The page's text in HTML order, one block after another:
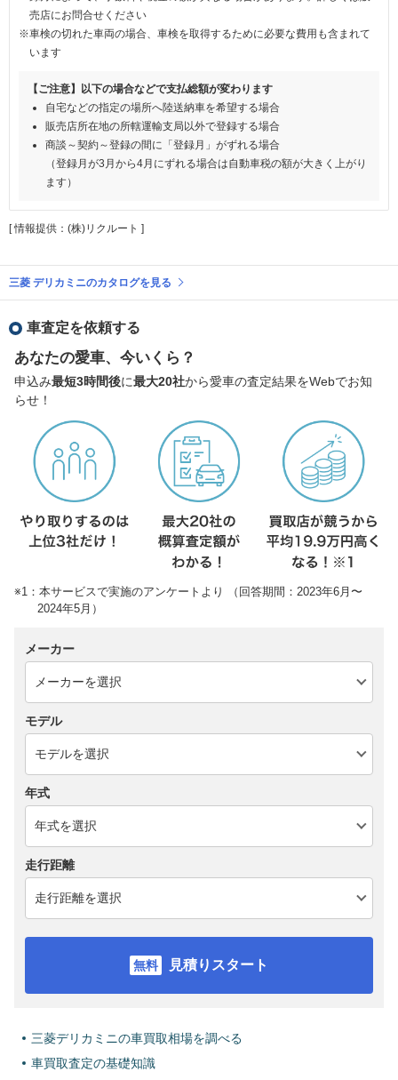
売店にお問合せください
※車検の切れた車両の場合、車検を取得するために必要な費用も含まれて
います
【ご注意】以下の場合などで支払総額が変わります
自宅などの指定の場所へ陸送納車を希望する場合
販売店所在地の所轄運輸支局以外で登録する場合
商談～契約～登録の間に「登録月」がずれる場合
（登録月が3月から4月にずれる場合は自動車税の額が大きく上がり
ます）
[ 情報提供：(株)リクルート ]
三菱 デリカミニのカタログを見る
車査定を依頼する
あなたの愛車、今いくら？
申込み最短3時間後に最大20社から愛車の査定結果をWebでお知
らせ！
※1：本サービスで実施のアンケートより （回答期間：2023年6月〜
2024年5月）
メーカー
モデル
年式
走行距離
見積りスタート
三菱デリカミニの車買取相場を調べる
車買取査定の基礎知識